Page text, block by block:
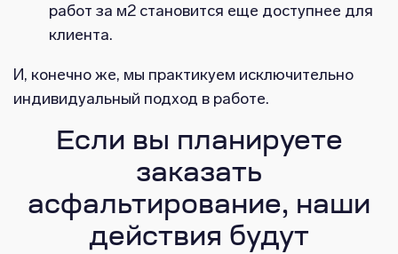
работ за м2 становится еще доступнее для
клиента.
И, конечно же, мы практикуем исключительно
индивидуальный подход в работе.
Если вы планируете
заказать
асфальтирование, наши
действия будут